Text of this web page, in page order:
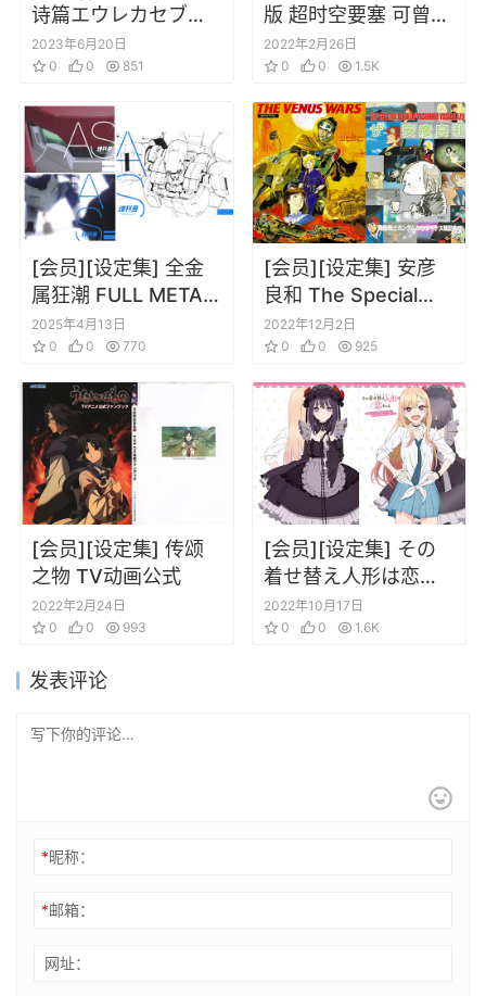
诗篇エウレカセブン
アーカイブス ムック
2023年6月20日
0
0 851
版 超时空要塞 可曾记
得爱
2022年2月26日
0
0 1.5K
[会员][设定集] 全金
属狂潮 FULL METAL
PANIC！Invisible
Victory BD附赠设定
2025年4月13日
0
0 770
[会员][设定集] 安彦
良和 The Special
Book of Yoshikazu
Yasuhiko
2022年12月2日
0
0 925
[会员][设定集] 传颂
之物 TV动画公式
2022年2月24日
0
0 993
[会员][设定集] その
着せ替え人形は恋を
する TVアニメ公式フ
ァンブック
2022年10月17日
0
0 1.6K
发表评论
*昵称：
*邮箱：
网址：